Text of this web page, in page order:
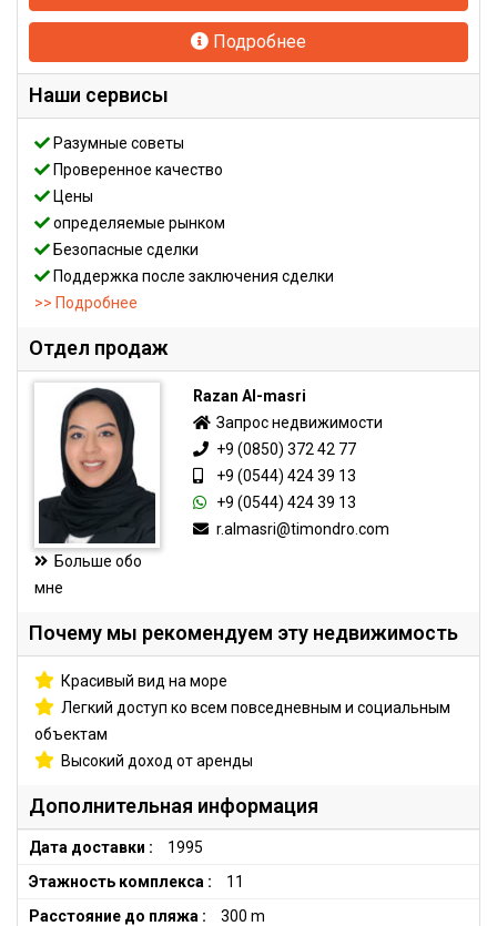
Подробнее
Наши сервисы
Разумные советы
Проверенное качество
Цены
определяемые рынком
Безопасные сделки
Поддержка после заключения сделки
>> Подробнее
Отдел продаж
Больше обо
мне
Razan Al-masri
Запрос недвижимости
+9 (0850) 372 42 77
+9 (0544) 424 39 13
+9 (0544) 424 39 13
r.almasri@timondro.com
Почему мы рекомендуем эту недвижимость
Красивый вид на море
Легкий доступ ко всем повседневным и социальным
объектам
Высокий доход от аренды
Дополнительная информация
Дата доставки :
1995
Этажность комплекса :
11
Расстояние до пляжа :
300 m